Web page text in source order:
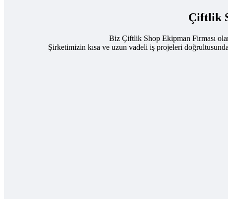
Çiftlik
Biz Çiftlik Shop Ekipman Firması
Şirketimizin kısa ve uzun vadeli iş projeleri